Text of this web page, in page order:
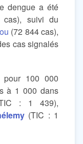
dengue a été
suivi du
(72 844 cas),
cas signalés
100 000
à 1 000 dans
: 1 439),
(TIC : 1